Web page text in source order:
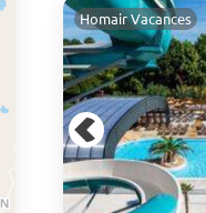
Homair Vacances